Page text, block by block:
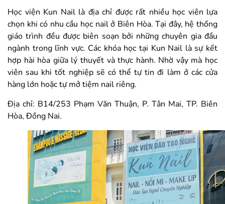
Học viện Kun Nail là địa chỉ được rất nhiều học viên lựa
chọn khi có nhu cầu học nail ở Biên Hòa. Tại đây, hệ thống
giáo trình đều được biên soạn bởi những chuyên gia đầu
ngành trong lĩnh vực. Các khóa học tại Kun Nail là sự kết
hợp hài hòa giữa lý thuyết và thực hành. Nhờ vậy mà học
viên sau khi tốt nghiệp sẽ có thể tự tin đi làm ở các cửa
hàng lớn hoặc tự mở tiệm nail riêng.
Địa chỉ: B14/253 Phạm Văn Thuận, P. Tân Mai, TP. Biên
Hòa, Đồng Nai.